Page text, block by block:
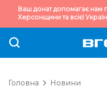
Ваш донат допомагає нам
Херсонщини та всієї
Головна Новини